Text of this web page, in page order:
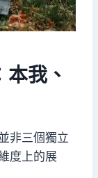
我、
非三個獨立
度上的展